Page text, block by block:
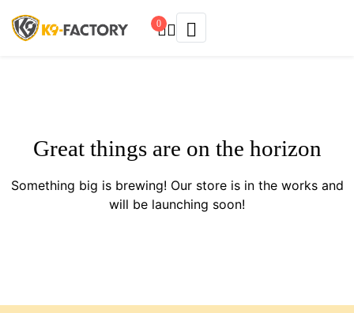
0
Great things are on the horizon
Something big is brewing! Our store is in the works and
will be launching soon!